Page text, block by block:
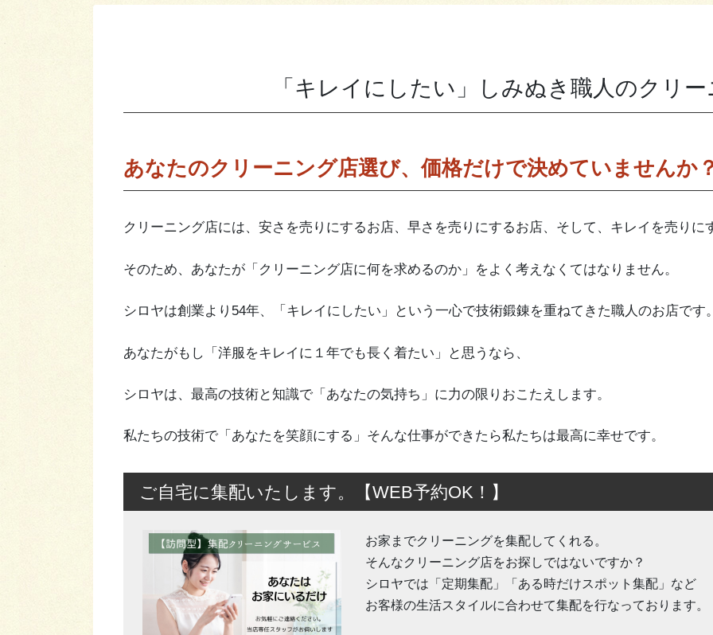
「キレイにしたい」しみぬき職人のクリ
あなたのクリーニング店選び、価格だけで決めていませんか
クリーニング店には、安さを売りにするお店、早さを売りにするお店、そして、キレイを売りに
そのため、あなたが「クリーニング店に何を求めるのか」をよく考えなくてはなりません。
シロヤは創業より54年、「キレイにしたい」という一心で技術鍛錬を重ねてきた職人のお店です
あなたがもし「洋服をキレイに１年でも長く着たい」と思うなら、
シロヤは、最高の技術と知識で「あなたの気持ち」に力の限りおこたえします。
私たちの技術で「あなたを笑顔にする」そんな仕事ができたら私たちは最高に幸せです。
ご自宅に集配いたします。【WEB予約OK！】
お家までクリーニングを集配してくれる。
そんなクリーニング店をお探しではないですか？
シロヤでは「定期集配」「ある時だけスポット集配」など
お客様の生活スタイルに合わせて集配を行なっております。